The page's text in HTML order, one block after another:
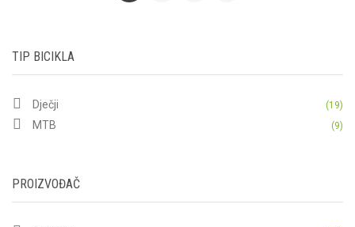
TIP BICIKLA
Dječji (19)
MTB (9)
PROIZVOĐAČ